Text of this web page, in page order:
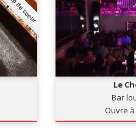
Le
Bar
Ouvre